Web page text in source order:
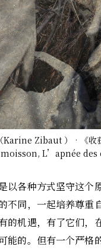
Karine Zibaut ）‧《收
moisson, L’apnée des
以各种方式坚守这个
不同，一起培养尊重
的机遇，有了它们，
能的。但有一个严格